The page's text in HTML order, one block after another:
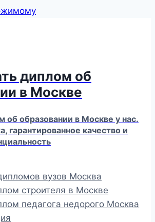
диплом об
в Москве
об образовании в Москве у нас.
гарантированное качество и
вузов Москва
строителя в Москве
педагога недорого Москва